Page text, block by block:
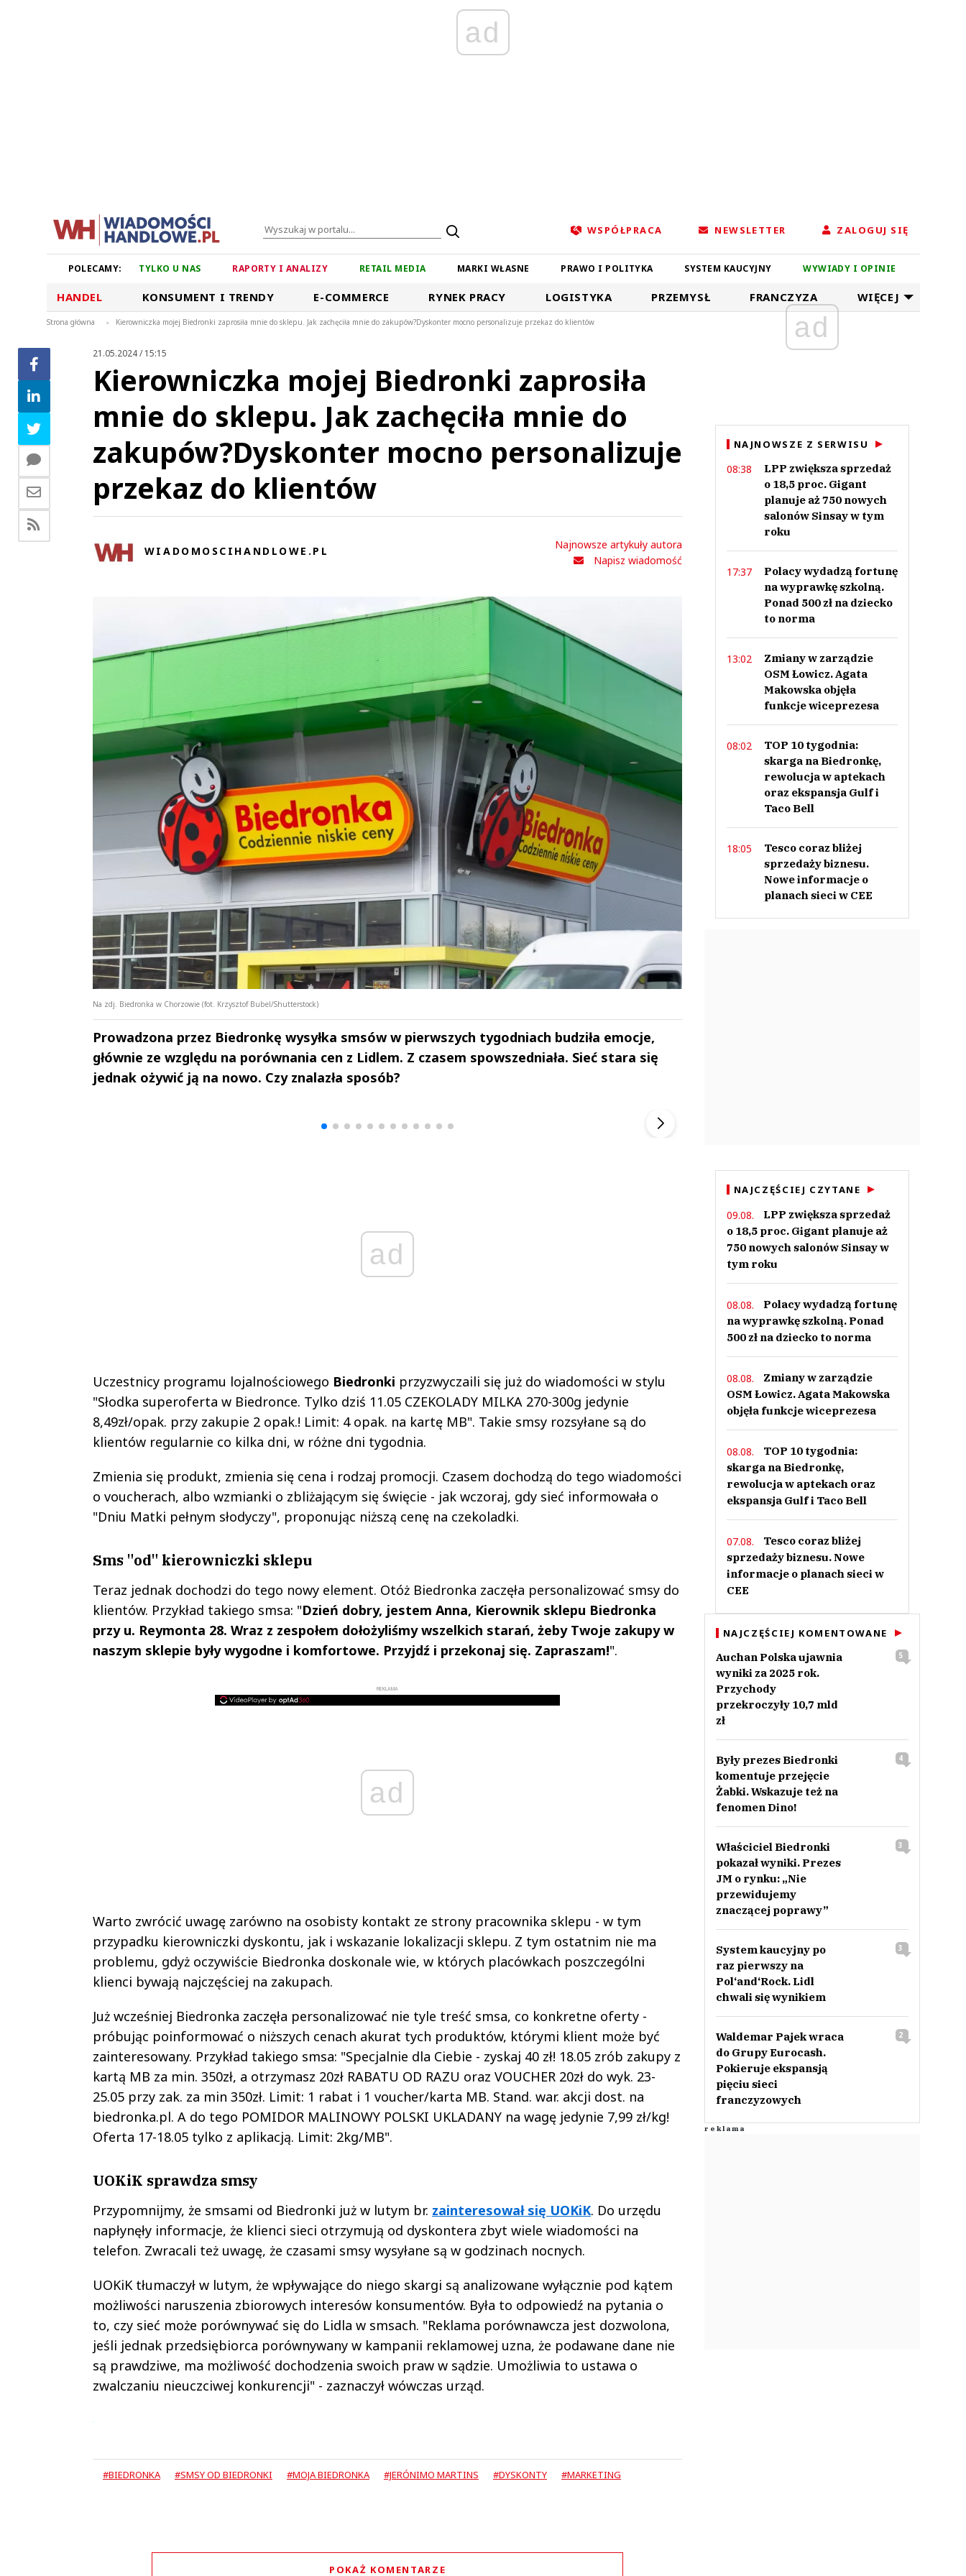
ad
WSPÓŁPRACA NEWSLETTER ZALOGUJ SIĘ
POLECAMY: TYLKO U NAS RAPORTY I ANALIZY RETAIL MEDIA MARKI WŁASNE PRAWO I POLITYKA SYSTEM KAUCYJNY WYWIADY I OPINIE
HANDEL KONSUMENT I TRENDY E-COMMERCE RYNEK PRACY LOGISTYKA PRZEMYSŁ FRANCZYZA WIĘCEJ
Strona główna > Kierowniczka mojej Biedronki zaprosiła mnie do sklepu. Jak zachęciła mnie do zakupów?Dyskonter mocno personalizuje przekaz do klientów
21.05.2024 / 15:15
Kierowniczka mojej Biedronki zaprosiła
mnie do sklepu. Jak zachęciła mnie do
zakupów?Dyskonter mocno personalizuje
przekaz do klientów
WIADOMOSCIHANDLOWE.PL
Najnowsze artykuły autora
Napisz wiadomość
Na zdj. Biedronka w Chorzowie (fot. Krzysztof Bubel/Shutterstock)
Prowadzona przez Biedronkę wysyłka smsów w pierwszych tygodniach budziła emocje,
głównie ze względu na porównania cen z Lidlem. Z czasem spowszedniała. Sieć stara się
jednak ożywić ją na nowo. Czy znalazła sposób?
ad
Uczestnicy programu lojalnościowego Biedronki przyzwyczaili się już do wiadomości w stylu
"Słodka superoferta w Biedronce. Tylko dziś 11.05 CZEKOLADY MILKA 270-300g jedynie
8,49zł/opak. przy zakupie 2 opak.! Limit: 4 opak. na kartę MB". Takie smsy rozsyłane są do
klientów regularnie co kilka dni, w różne dni tygodnia.
Zmienia się produkt, zmienia się cena i rodzaj promocji. Czasem dochodzą do tego wiadomości
o voucherach, albo wzmianki o zbliżającym się święcie - jak wczoraj, gdy sieć informowała o
"Dniu Matki pełnym słodyczy", proponując niższą cenę na czekoladki.
Sms "od" kierowniczki sklepu
Teraz jednak dochodzi do tego nowy element. Otóż Biedronka zaczęła personalizować smsy do
klientów. Przykład takiego smsa: "Dzień dobry, jestem Anna, Kierownik sklepu Biedronka
przy u. Reymonta 28. Wraz z zespołem dołożyliśmy wszelkich starań, żeby Twoje zakupy w
naszym sklepie były wygodne i komfortowe. Przyjdź i przekonaj się. Zapraszam!".
REKLAMA
ad
Warto zwrócić uwagę zarówno na osobisty kontakt ze strony pracownika sklepu - w tym
przypadku kierowniczki dyskontu, jak i wskazanie lokalizacji sklepu. Z tym ostatnim nie ma
problemu, gdyż oczywiście Biedronka doskonale wie, w których placówkach poszczególni
klienci bywają najczęściej na zakupach.
Już wcześniej Biedronka zaczęła personalizować nie tyle treść smsa, co konkretne oferty -
próbując poinformować o niższych cenach akurat tych produktów, którymi klient może być
zainteresowany. Przykład takiego smsa: "Specjalnie dla Ciebie - zyskaj 40 zł! 18.05 zrób zakupy z
kartą MB za min. 350zł, a otrzymasz 20zł RABATU OD RAZU oraz VOUCHER 20zł do wyk. 23-
25.05 przy zak. za min 350zł. Limit: 1 rabat i 1 voucher/karta MB. Stand. war. akcji dost. na
biedronka.pl. A do tego POMIDOR MALINOWY POLSKI UKLADANY na wagę jedynie 7,99 zł/kg!
Oferta 17-18.05 tylko z aplikacją. Limit: 2kg/MB".
UOKiK sprawdza smsy
Przypomnijmy, że smsami od Biedronki już w lutym br. zainteresował się UOKiK. Do urzędu
napłynęły informacje, że klienci sieci otrzymują od dyskontera zbyt wiele wiadomości na
telefon. Zwracali też uwagę, że czasami smsy wysyłane są w godzinach nocnych.
UOKiK tłumaczył w lutym, że wpływające do niego skargi są analizowane wyłącznie pod kątem
możliwości naruszenia zbiorowych interesów konsumentów. Była to odpowiedź na pytania o
to, czy sieć może porównywać się do Lidla w smsach. "Reklama porównawcza jest dozwolona,
jeśli jednak przedsiębiorca porównywany w kampanii reklamowej uzna, że podawane dane nie
są prawdziwe, ma możliwość dochodzenia swoich praw w sądzie. Umożliwia to ustawa o
zwalczaniu nieuczciwej konkurencji" - zaznaczył wówczas urząd.
#BIEDRONKA #SMSY OD BIEDRONKI #MOJA BIEDRONKA #JERÓNIMO MARTINS #DYSKONTY #MARKETING
POKAŻ KOMENTARZE
Andrzej i Marta
Marta i Andrzej
ad
NAJNOWSZE Z SERWISU
08:38
LPP zwiększa sprzedaż
o 18,5 proc. Gigant
planuje aż 750 nowych
salonów Sinsay w tym
roku
17:37
Polacy wydadzą fortunę
na wyprawkę szkolną.
Ponad 500 zł na dziecko
to norma
13:02
Zmiany w zarządzie
OSM Łowicz. Agata
Makowska objęła
funkcje wiceprezesa
08:02
TOP 10 tygodnia:
skarga na Biedronkę,
rewolucja w aptekach
oraz ekspansja Gulf i
Taco Bell
18:05
Tesco coraz bliżej
sprzedaży biznesu.
Nowe informacje o
planach sieci w CEE
NAJCZĘŚCIEJ CZYTANE
09.08.
LPP zwiększa sprzedaż
o 18,5 proc. Gigant planuje aż
750 nowych salonów Sinsay w
tym roku
08.08.
Polacy wydadzą fortunę
na wyprawkę szkolną. Ponad
500 zł na dziecko to norma
08.08.
Zmiany w zarządzie
OSM Łowicz. Agata Makowska
objęła funkcje wiceprezesa
08.08.
TOP 10 tygodnia:
skarga na Biedronkę,
rewolucja w aptekach oraz
ekspansja Gulf i Taco Bell
07.08.
Tesco coraz bliżej
sprzedaży biznesu. Nowe
informacje o planach sieci w
CEE
NAJCZĘŚCIEJ KOMENTOWANE
Auchan Polska ujawnia
wyniki za 2025 rok.
Przychody
przekroczyły 10,7 mld
zł
5
Były prezes Biedronki
komentuje przejęcie
Żabki. Wskazuje też na
fenomen Dino!
4
Właściciel Biedronki
pokazał wyniki. Prezes
JM o rynku: „Nie
przewidujemy
znaczącej poprawy”
3
System kaucyjny po
raz pierwszy na
Pol‘and‘Rock. Lidl
chwali się wynikiem
3
Waldemar Pajek wraca
do Grupy Eurocash.
Pokieruje ekspansją
pięciu sieci
franczyzowych
2